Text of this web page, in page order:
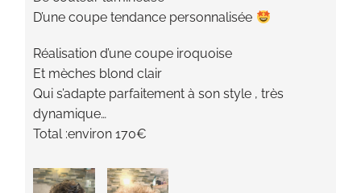
D’une coupe tendance personnalisée
Réalisation d’une coupe iroquoise
Et mèches blond clair
Qui s’adapte parfaitement à son style , très
dynamique…
Total :environ 170€